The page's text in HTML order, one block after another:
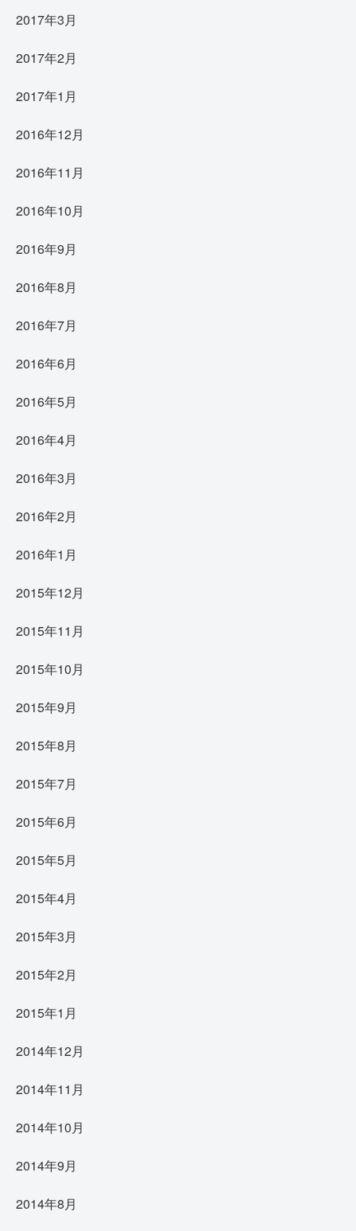
2017年3月
2017年2月
2017年1月
2016年12月
2016年11月
2016年10月
2016年9月
2016年8月
2016年7月
2016年6月
2016年5月
2016年4月
2016年3月
2016年2月
2016年1月
2015年12月
2015年11月
2015年10月
2015年9月
2015年8月
2015年7月
2015年6月
2015年5月
2015年4月
2015年3月
2015年2月
2015年1月
2014年12月
2014年11月
2014年10月
2014年9月
2014年8月